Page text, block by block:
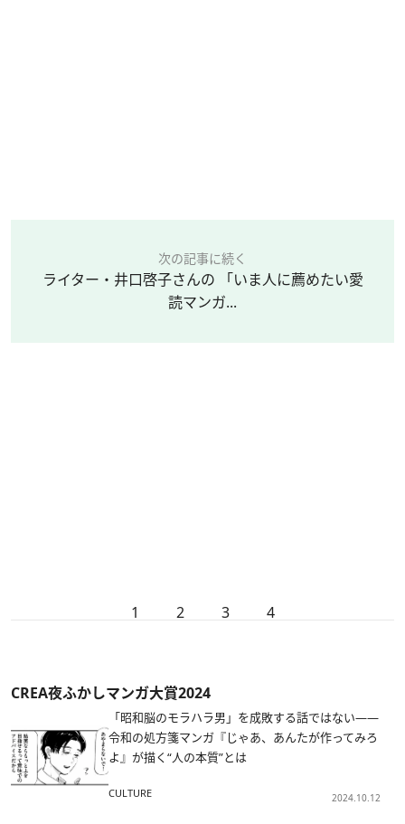
次の記事に続く
ライター・井口啓子さんの 「いま人に薦めたい愛
読マンガ...
1 2 3 4
CREA夜ふかしマンガ大賞2024
「昭和脳のモラハラ男」を成敗する話ではない——
令和の処方箋マンガ『じゃあ、あんたが作ってみろ
よ』が描く“人の本質”とは
CULTURE 2024.10.12